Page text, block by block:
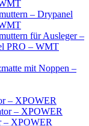
– Drypanel
für Ausleger –
PRO – WMT
mit Noppen –
– XPOWER
– XPOWER
– XPOWER